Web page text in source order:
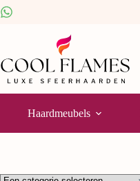
Haardmeubels